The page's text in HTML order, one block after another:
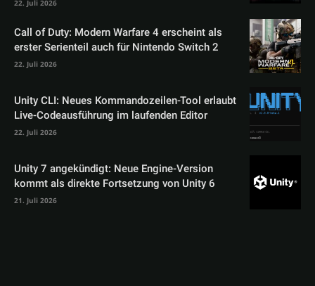
22. Juli 2026
Call of Duty: Modern Warfare 4 erscheint als
erster Serienteil auch für Nintendo Switch 2
22. Juli 2026
Unity CLI: Neues Kommandozeilen-Tool erlaubt
Live-Codeausführung im laufenden Editor
22. Juli 2026
Unity 7 angekündigt: Neue Engine-Version
kommt als direkte Fortsetzung von Unity 6
21. Juli 2026